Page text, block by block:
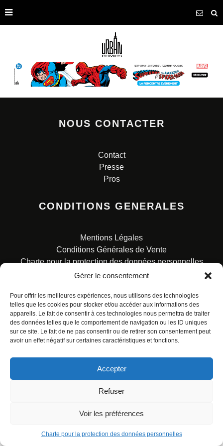
Gérer le consentement
Pour offrir les meilleures expériences, nous utilisons des technologies
telles que les cookies pour stocker et/ou accéder aux informations des
appareils. Le fait de consentir à ces technologies nous permettra de traiter
des données telles que le comportement de navigation ou les ID uniques
sur ce site. Le fait de ne pas consentir ou de retirer son consentement peut
avoir un effet négatif sur certaines caractéristiques et fonctions.
Accepter
Refuser
Voir les préférences
Charte pour la protection des données personnelles
NOUS CONTACTER
Contact
Presse
Pros
CONDITIONS GENERALES
Mentions Légales
Conditions Générales de Vente
Charte pour la protection des données personnelles
© ALL RIGHTS RESERVED. URBAN COMICS POUR LES
ÉDITIONS FRANÇAISES.